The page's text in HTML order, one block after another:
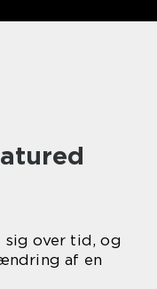
sig over tid, og
af en